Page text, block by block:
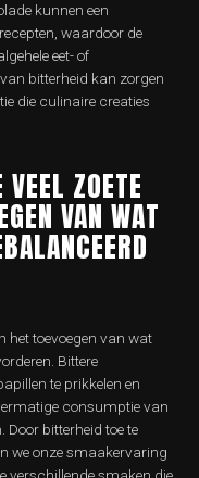
kunnen een
waardoor de
eet- of
bitterheid kan zorgen
die culinaire creaties
ZOETE
VAN WAT
het toevoegen van wat
Bittere
te prikkelen en
consumptie van
bitterheid toe te
we onze smaakervaring